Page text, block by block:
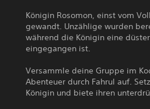
Königin Rosomon, einst vom
gewandt. Unzählige wurden
während die Königin eine
eingegangen ist.
Versammle deine Gruppe im
Abenteuer durch Fahrul auf.
Königin und biete ihren